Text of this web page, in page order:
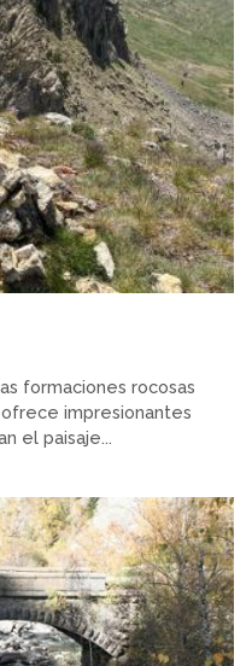
formaciones rocosas
impresionantes
el paisaje...